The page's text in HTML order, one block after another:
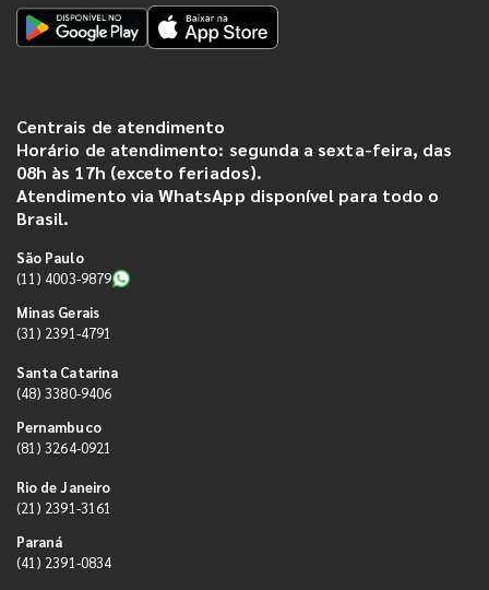
Centrais de atendimento
Horário de atendimento: segunda a sexta-feira, das
08h às 17h (exceto feriados).
Atendimento via WhatsApp disponível para todo o
Brasil.
São Paulo
(11) 4003-9879
Minas Gerais
(31) 2391-4791
Santa Catarina
(48) 3380-9406
Pernambuco
(81) 3264-0921
Rio de Janeiro
(21) 2391-3161
Paraná
(41) 2391-0834